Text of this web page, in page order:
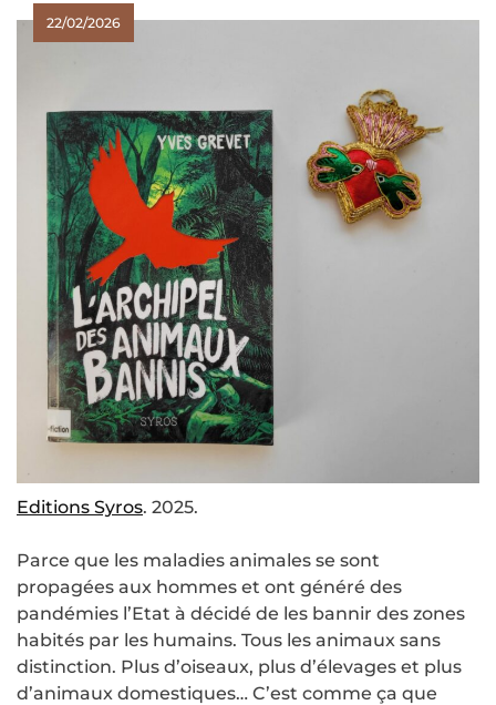
22/02/2026
Editions Syros. 2025.
Parce que les maladies animales se sont
propagées aux hommes et ont généré des
pandémies l’Etat à décidé de les bannir des zones
habités par les humains. Tous les animaux sans
distinction. Plus d’oiseaux, plus d’élevages et plus
d’animaux domestiques… C’est comme ça que